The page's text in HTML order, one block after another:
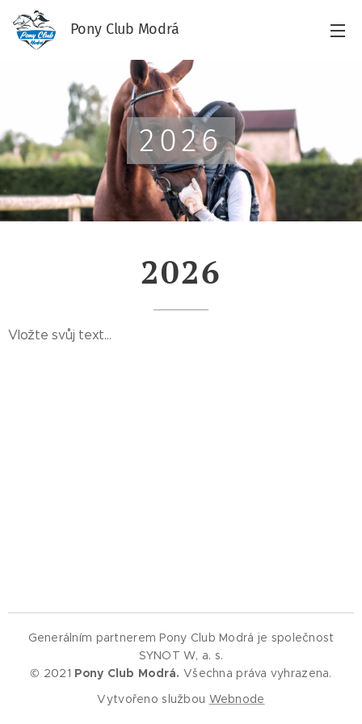
Pony Club Modrá
2026
2026
Vložte svůj text...
Generálním partnerem Pony Club Modrá je společnost
SYNOT W, a. s.
© 2021 Pony Club Modrá. Všechna práva vyhrazena.
Vytvořeno službou Webnode